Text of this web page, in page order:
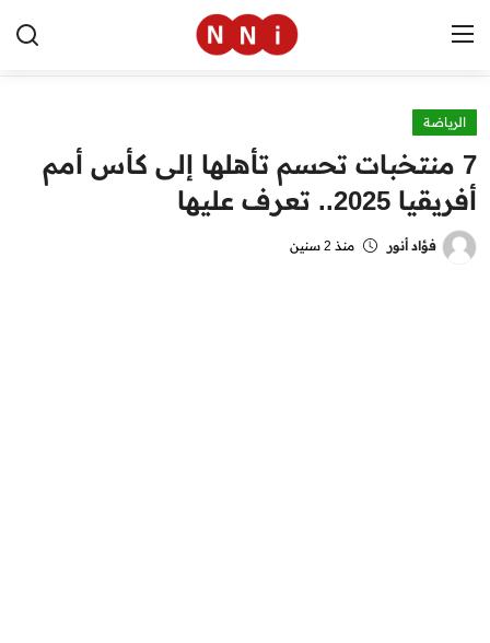
الرئيسية
اخبار مصر
العالم
الرياضة
7 منتخبات تحسم تأهلها إلى كأس أمم
أفريقيا 2025.. تعرف عليها
فؤاد أنور منذ 2 سنين